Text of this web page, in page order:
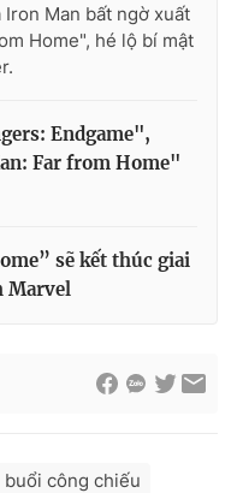
Man bất ngờ xuất
Home", hé lộ bí mật
Endgame",
Far from Home"
sẽ kết thúc giai
Marvel
buổi công chiếu